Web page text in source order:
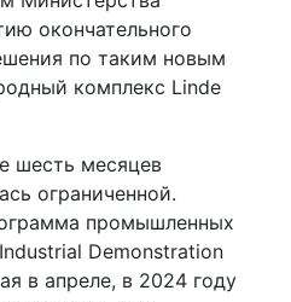
окончательного
по таким новым
комплекс Linde
шесть месяцев
ограниченной.
промышленных
Demonstration
в апреле, в 2024 году